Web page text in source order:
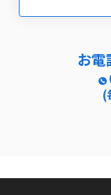
お電
(